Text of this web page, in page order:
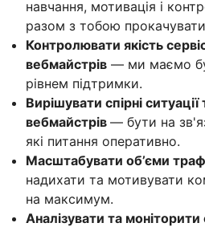
навчання, мотивація і
разом з тобою
Контролювати якість
вебмайстрів — ми маємо
рівнем підтримки.
Вирішувати спірні
вебмайстрів — бути на
які питання оперативно.
Масштабувати об’єми
надихати та мотивувати
на максимум.
Аналізувати та